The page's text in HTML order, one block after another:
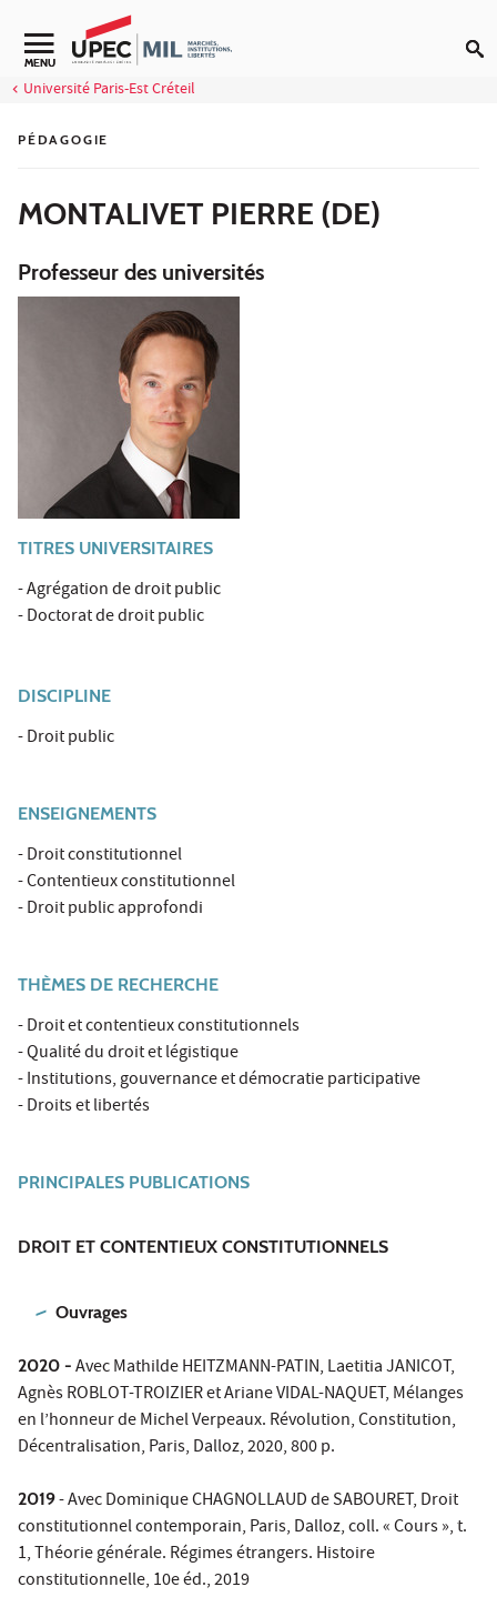
Aller au contenu
Navigation secondaire
MENU
Université Paris-Est Créteil
PÉDAGOGIE
MONTALIVET PIERRE (DE)
Professeur des universités
TITRES UNIVERSITAIRES
- Agrégation de droit public
- Doctorat de droit public
DISCIPLINE
- Droit public
ENSEIGNEMENTS
- Droit constitutionnel
- Contentieux constitutionnel
- Droit public approfondi
THÈMES DE RECHERCHE
- Droit et contentieux constitutionnels
- Qualité du droit et légistique
- Institutions, gouvernance et démocratie participative
- Droits et libertés
PRINCIPALES PUBLICATIONS
DROIT ET CONTENTIEUX CONSTITUTIONNELS
Ouvrages
2020 - Avec Mathilde HEITZMANN-PATIN, Laetitia JANICOT,
Agnès ROBLOT-TROIZIER et Ariane VIDAL-NAQUET, Mélanges
en l’honneur de Michel Verpeaux. Révolution, Constitution,
Décentralisation, Paris, Dalloz, 2020, 800 p.
2019- Avec Dominique CHAGNOLLAUD de SABOURET, Droit
constitutionnel contemporain, Paris, Dalloz, coll. « Cours », t.
1, Théorie générale. Régimes étrangers. Histoire
constitutionnelle, 10e éd., 2019